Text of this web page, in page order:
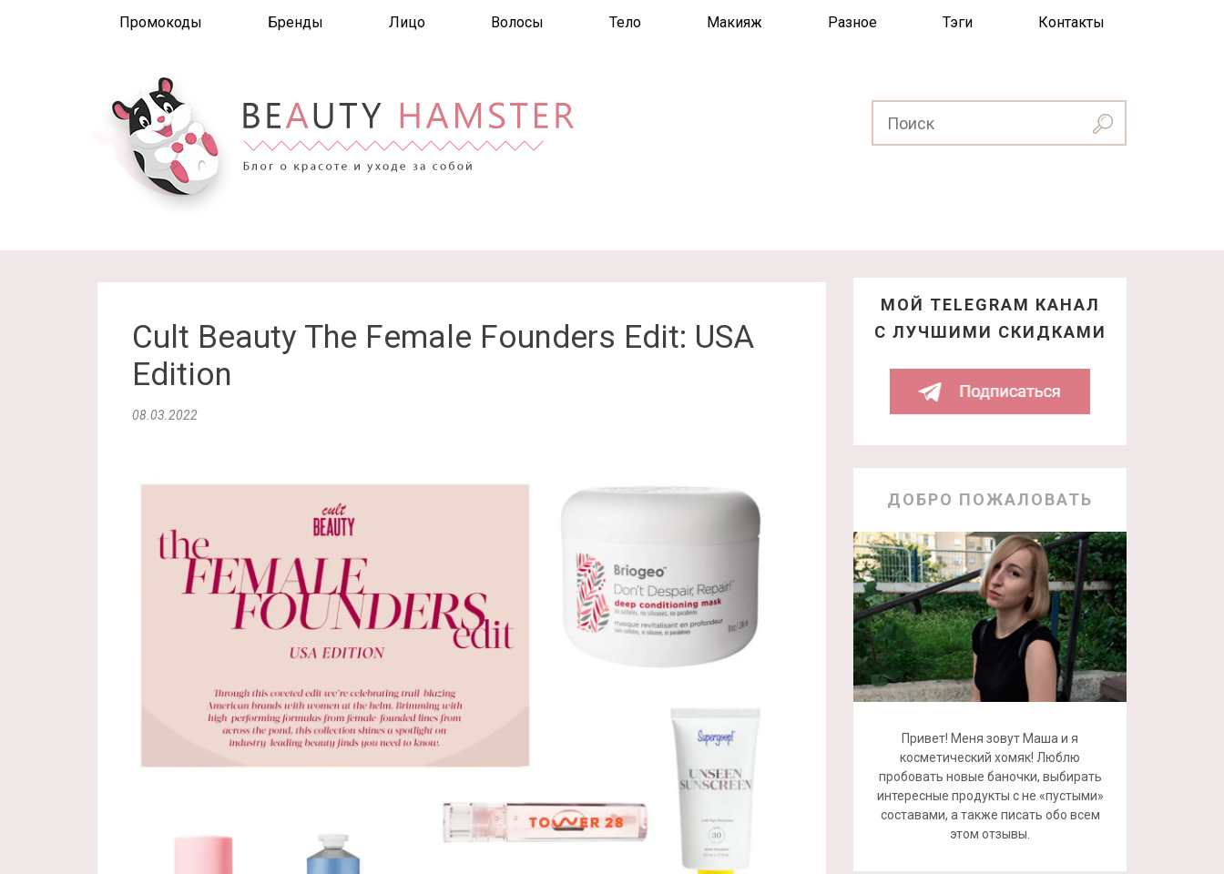
Промокоды Бренды Лицо Волосы Тело Макияж Разное Тэги Контакты
Cult Beauty The Female Founders Edit: USA
Edition
08.03.2022
МОЙ TELEGRAM КАНАЛ
С ЛУЧШИМИ СКИДКАМИ
ДОБРО ПОЖАЛОВАТЬ
Привет! Меня зовут Маша и я
косметический хомяк! Люблю
пробовать новые баночки, выбирать
интересные продукты с не «пустыми»
составами, а также писать обо всем
этом отзывы.